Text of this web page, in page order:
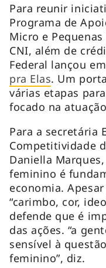
Para reunir
Programa de
Micro e
CNI, além de
Federal lançou
pra Elas. Um
várias etapas
focado na
Para a secretária
Competitividade
Daniella
feminino é
economia.
“carimbo, cor,
defende que é
das ações. “a
sensível à
feminino”, diz.